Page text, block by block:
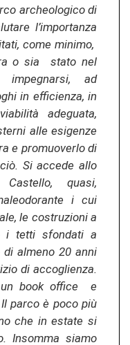
archeologico di
l’importanza
come minimo,
o sia stato nel
impegnarsi, ad
in efficienza, in
adeguata,
alle esigenze
e promuoverlo di
Si accede allo
quasi,
i cui
le costruzioni a
i tetti sfondati a
almeno 20 anni
di accoglienza.
un book office e
parco è poco più
che in estate si
Insomma siamo